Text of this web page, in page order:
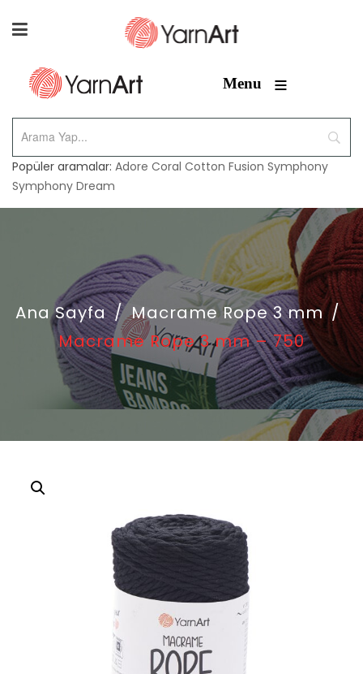
Menu ≡
Popüler aramalar: Adore Coral Cotton Fusion Symphony
Symphony Dream
Ana Sayfa / Macrame Rope 3 mm /
Macrame Rope 3 mm – 750